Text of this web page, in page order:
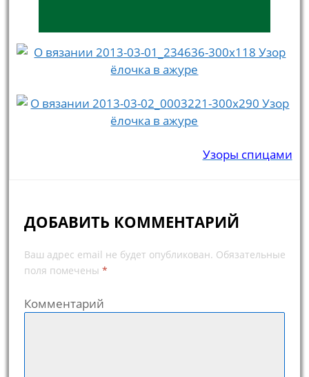
Узоры спицами
ДОБАВИТЬ КОММЕНТАРИЙ
Ваш адрес email не будет опубликован. Обязательные
поля помечены *
Комментарий